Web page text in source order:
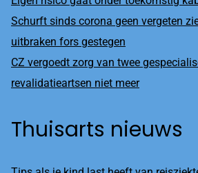
Schurft sinds corona geen vergeten
uitbraken fors gestegen
CZ vergoedt zorg van twee
revalidatieartsen niet meer
Thuisarts nieuws